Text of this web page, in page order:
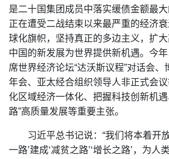
是二十国集团成员中落实缓债金额最
正在遭受二战结束以来最严重的经济
球化旗帜，坚持真正的多边主义，扩
中国的新发展为世界提供新机遇。今
席世界经济论坛“达沃斯议程”对话会
年会、亚太经合组织领导人非正式会
化区域经济一体化、把握科技创新机
路”高质量发展等重要主张。
习近平总书记说：“我们将本着开
一路’建成‘减贫之路’‘增长之路’，为人